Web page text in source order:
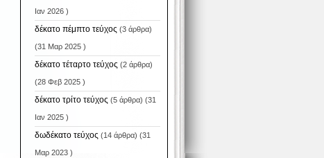
Ιαν 2026 )
δέκατο πέμπτο τεύχος (3 άρθρα)
(31 Μαρ 2025 )
δέκατο τέταρτο τεύχος (2 άρθρα)
(28 Φεβ 2025 )
δέκατο τρίτο τεύχος (5 άρθρα) (31
Ιαν 2025 )
δωδέκατο τεύχος (14 άρθρα) (31
Μαρ 2023 )